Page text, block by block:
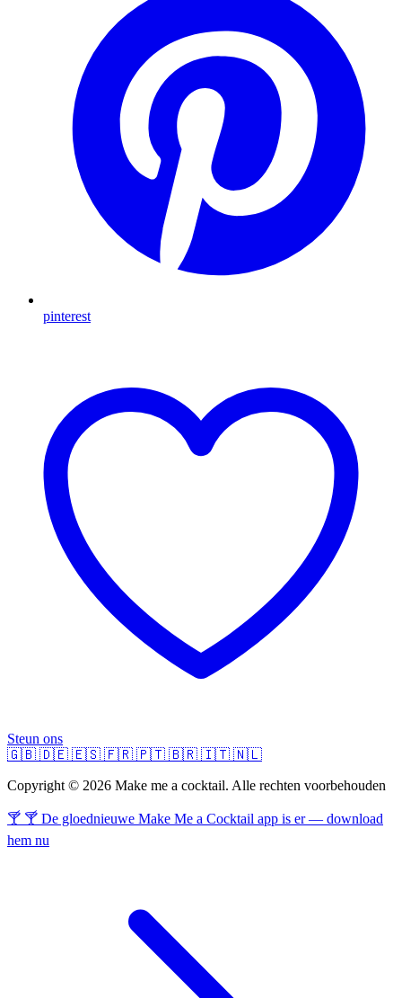
pinterest
Steun ons
🇬🇧 🇩🇪 🇪🇸 🇫🇷 🇵🇹 🇧🇷 🇮🇹 🇳🇱
Copyright © 2026 Make me a cocktail. Alle rechten voorbehouden
🍸 🍸 De gloednieuwe Make Me a Cocktail app is er — download
hem nu